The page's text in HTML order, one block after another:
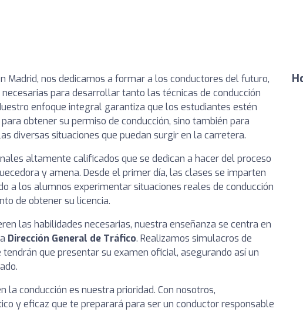
Madrid, nos dedicamos a formar a los conductores del futuro,
para desarrollar tanto las técnicas de conducción
enfoque integral garantiza que los estudiantes estén
obtener su permiso de conducción, sino también para
diversas situaciones que puedan surgir en la carretera.
altamente calificados que se dedican a hacer del proceso
y amena. Desde el primer día, las clases se imparten
a los alumnos experimentar situaciones reales de conducción
de obtener su licencia.
las habilidades necesarias, nuestra enseñanza se centra en
Dirección General de Tráfico. Realizamos simulacros de
que presentar su examen oficial, asegurando así un
la conducción es nuestra prioridad. Con nosotros,
y eficaz que te preparará para ser un conductor responsable